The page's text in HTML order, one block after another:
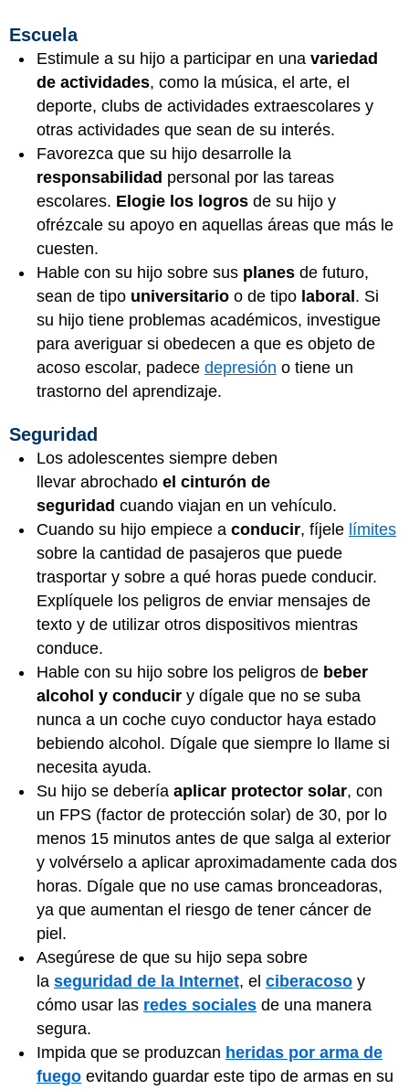
Escuela
Estimule a su hijo a participar en una variedad
de actividades, como la música, el arte, el
deporte, clubs de actividades extraescolares y
otras actividades que sean de su interés.
Favorezca que su hijo desarrolle la
responsabilidad personal por las tareas
escolares. Elogie los logros de su hijo y
ofrézcale su apoyo en aquellas áreas que más le
cuesten.
Hable con su hijo sobre sus planes de futuro,
sean de tipo universitario o de tipo laboral. Si
su hijo tiene problemas académicos, investigue
para averiguar si obedecen a que es objeto de
acoso escolar, padece depresión o tiene un
trastorno del aprendizaje.
Seguridad
Los adolescentes siempre deben
llevar abrochado el cinturón de
seguridad cuando viajan en un vehículo.
Cuando su hijo empiece a conducir, fíjele límites
sobre la cantidad de pasajeros que puede
trasportar y sobre a qué horas puede conducir.
Explíquele los peligros de enviar mensajes de
texto y de utilizar otros dispositivos mientras
conduce.
Hable con su hijo sobre los peligros de beber
alcohol y conducir y dígale que no se suba
nunca a un coche cuyo conductor haya estado
bebiendo alcohol. Dígale que siempre lo llame si
necesita ayuda.
Su hijo se debería aplicar protector solar, con
un FPS (factor de protección solar) de 30, por lo
menos 15 minutos antes de que salga al exterior
y volvérselo a aplicar aproximadamente cada dos
horas. Dígale que no use camas bronceadoras,
ya que aumentan el riesgo de tener cáncer de
piel.
Asegúrese de que su hijo sepa sobre
la seguridad de la Internet, el ciberacoso y
cómo usar las redes sociales de una manera
segura.
Impida que se produzcan heridas por arma de
fuego evitando guardar este tipo de armas en su